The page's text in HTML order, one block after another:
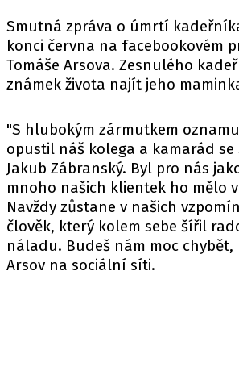
Smutná zpráva o úmrtí
konci června na facebookovém
Tomáše Arsova. Zesnulého
známek života najít jeho
"S hlubokým zármutkem
opustil náš kolega a kamarád se
Jakub Zábranský. Byl pro nás
mnoho našich klientek ho mělo
Navždy zůstane v našich
člověk, který kolem sebe šířil
náladu. Budeš nám moc chybět,
Arsov na sociální síti.